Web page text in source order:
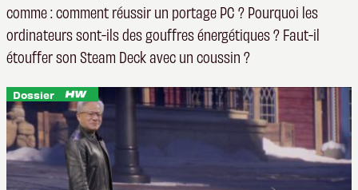
comme : comment réussir un portage PC ? Pourquoi les
ordinateurs sont-ils des gouffres énergétiques ? Faut-il
étouffer son Steam Deck avec un coussin ?
Dossier